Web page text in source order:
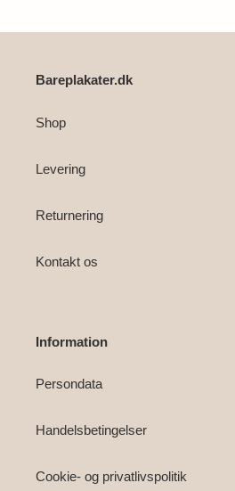
Bareplakater.dk
Shop
Levering
Returnering
Kontakt os
Information
Persondata
Handelsbetingelser
Cookie- og privatlivspolitik